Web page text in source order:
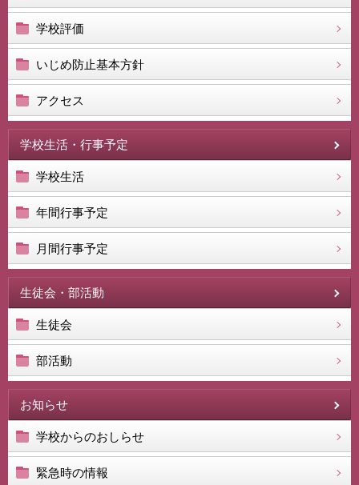
学校評価
いじめ防止基本方針
アクセス
学校生活・行事予定
学校生活
年間行事予定
月間行事予定
生徒会・部活動
生徒会
部活動
お知らせ
学校からのおしらせ
緊急時の情報